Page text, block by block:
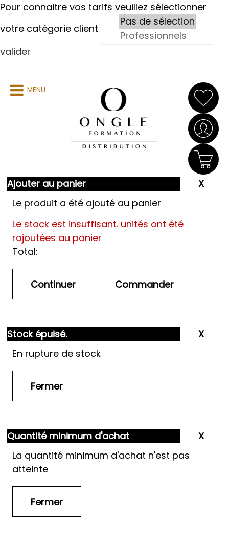
Pour connaitre vos tarifs veuillez sélectionner
votre catégorie client
valider
MENU
Ajouter au panier
Le produit a été ajouté au panier
Le stock est insuffisant. unités ont été
rajoutées au panier
Total:
Stock épuisé.
En rupture de stock
Quantité minimum d'achat
La quantité minimum d'achat n'est pas
atteinte